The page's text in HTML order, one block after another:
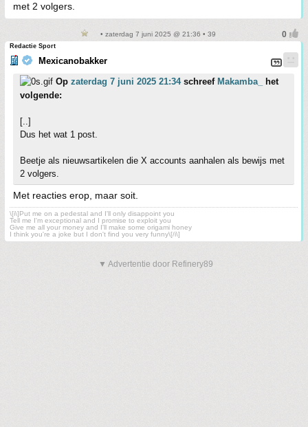
met 2 volgers.
• zaterdag 7 juni 2025 @ 21:36 • 39
Redactie Sport
Mexicanobakker
Op zaterdag 7 juni 2025 21:34schreef Makamba_
het
volgende:
[..]
Dus het wat 1 post.
Beetje als nieuwsartikelen die X accounts aanhalen als bewijs met
2 volgers.
Met reacties erop, maar soit.
\[i\]Put me on a pedestal and I'll only disappoint you
Tell me I'm exceptional and I promise to exploit you
Give me all your money and I'll make some origami honey
I think you're a joke but I don't find you very funny\[/i\]
▼ Advertentie door Refinery89